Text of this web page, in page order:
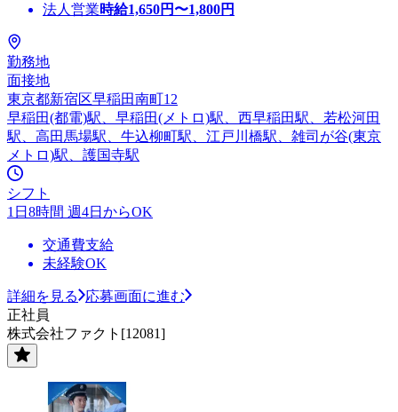
法人営業時給1,650円〜1,800円
勤務地
面接地
東京都新宿区早稲田南町12
早稲田(都電)駅、早稲田(メトロ)駅、西早稲田駅、若松河田
駅、高田馬場駅、牛込柳町駅、江戸川橋駅、雑司が谷(東京
メトロ)駅、護国寺駅
シフト
1日8時間 週4日からOK
交通費支給
未経験OK
詳細を見る
応募画面に進む
正社員
株式会社ファクト[12081]